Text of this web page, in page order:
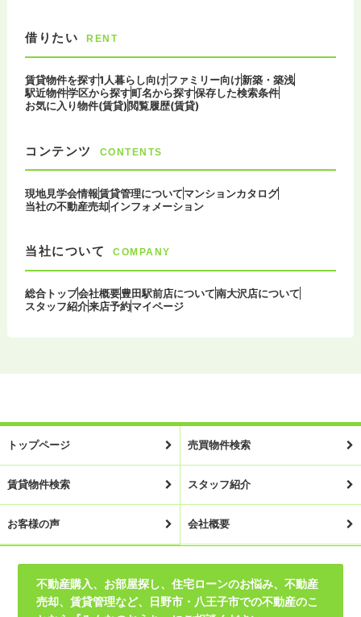
借りたい RENT
賃貸物件を探す1人暮らし向けファミリー向け新築・築浅
駅近物件学区から探す町名から探す保存した検索条件
お気に入り物件(賃貸)閲覧履歴(賃貸)
コンテンツ CONTENTS
現地見学会情報賃貸管理についてマンションカタログ
当社の不動産売却インフォメーション
当社について COMPANY
総合トップ会社概要豊田駅前店について南大沢店について
スタッフ紹介来店予約マイページ
トップページ 売買物件検索
賃貸物件検索 スタッフ紹介
お客様の声 会社概要
不動産購入、お部屋探し、住宅ローンのお悩み、不動産
売却、賃貸管理など、日野市・八王子市での不動産のこ